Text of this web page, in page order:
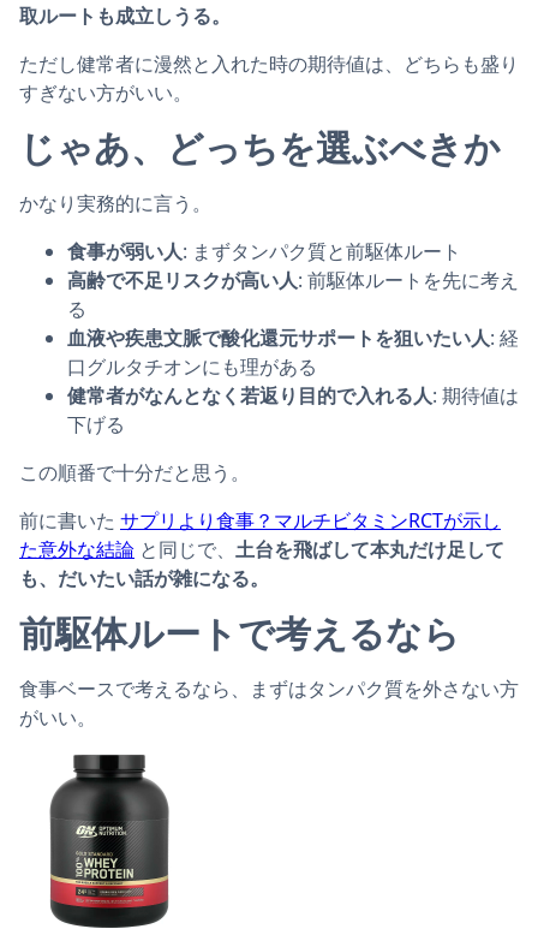
取ルートも成立しうる。
ただし健常者に漫然と入れた時の期待値は、どちらも盛り
すぎない方がいい。
じゃあ、どっちを選ぶべきか
かなり実務的に言う。
食事が弱い人: まずタンパク質と前駆体ルート
高齢で不足リスクが高い人: 前駆体ルートを先に考え
る
血液や疾患文脈で酸化還元サポートを狙いたい人: 経
口グルタチオンにも理がある
健常者がなんとなく若返り目的で入れる人: 期待値は
下げる
この順番で十分だと思う。
前に書いた サプリより食事？マルチビタミンRCTが示し
た意外な結論 と同じで、 土台を飛ばして本丸だけ足して
も、だいたい話が雑になる。
前駆体ルートで考えるなら
食事ベースで考えるなら、まずはタンパク質を外さない方
がいい。
Optimum Nutrition, Gold Standard® 100% Wheyの商品